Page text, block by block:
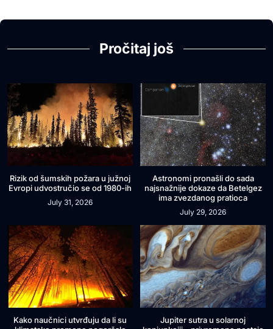
Pročitaj još
Rizik od šumskih požara u južnoj
Evropi udvostručio se od 1980-ih
July 31, 2026
Astronomi pronašli do sada
najsnažnije dokaze da Betelgez
ima zvezdanog pratioca
July 29, 2026
Kako naučnici utvrđuju da li su
Jupiter sutra u solarnoj